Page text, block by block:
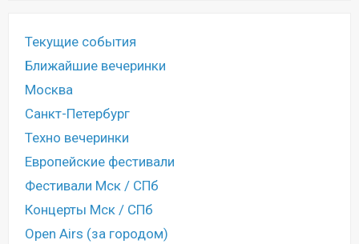
Текущие события
Ближайшие вечеринки
Москва
Санкт-Петербург
Техно вечеринки
Европейские фестивали
Фестивали Мск / СПб
Концерты Мск / СПб
Open Airs (за городом)